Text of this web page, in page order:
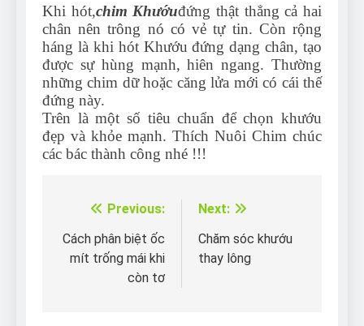
Khi hót,chim Khướuđứng thật thẳng cả hai
chân nên trông nó có vẻ tự tin. Còn rộng
háng là khi hót Khướu đứng dạng chân, tạo
được sự hùng mạnh, hiên ngang. Thường
những chim dữ hoặc căng lửa mới có cái thế
đứng này.
Trên là một số tiêu chuẩn để chọn khướu
đẹp và khỏe mạnh. Thích Nuôi Chim chúc
các bác thành công nhé !!!
Điều
hướng
Previous:
Cách phân biệt ốc
mít trống mái khi
còn tơ
Next:
Chăm sóc khướu
thay lông